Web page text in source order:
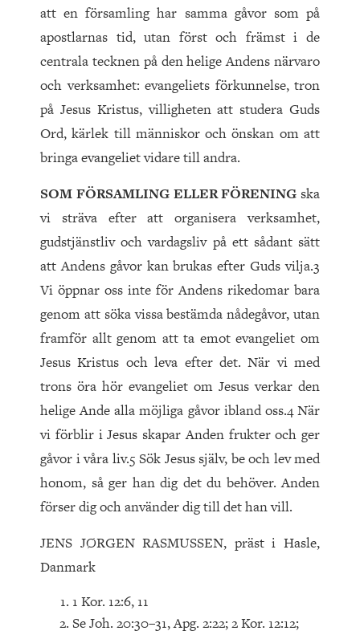
att en församling har samma gåvor som på
apostlarnas tid, utan först och främst i de
centrala tecknen på den helige Andens närvaro
och verksamhet: evangeliets förkunnelse, tron
på Jesus Kristus, villigheten att studera Guds
Ord, kärlek till människor och önskan om att
bringa evangeliet vidare till andra.
SOM FÖRSAMLING ELLER FÖRENING ska
vi sträva efter att organisera verksamhet,
gudstjänstliv och vardagsliv på ett sådant sätt
att Andens gåvor kan brukas efter Guds vilja.3
Vi öppnar oss inte för Andens rikedomar bara
genom att söka vissa bestämda nådegåvor, utan
framför allt genom att ta emot evangeliet om
Jesus Kristus och leva efter det. När vi med
trons öra hör evangeliet om Jesus verkar den
helige Ande alla möjliga gåvor ibland oss.4 När
vi förblir i Jesus skapar Anden frukter och ger
gåvor i våra liv.5 Sök Jesus själv, be och lev med
honom, så ger han dig det du behöver. Anden
förser dig och använder dig till det han vill.
JENS JØRGEN RASMUSSEN, präst i Hasle,
Danmark
1 Kor. 12:6, 11
Se Joh. 20:30–31, Apg. 2:22; 2 Kor. 12:12;